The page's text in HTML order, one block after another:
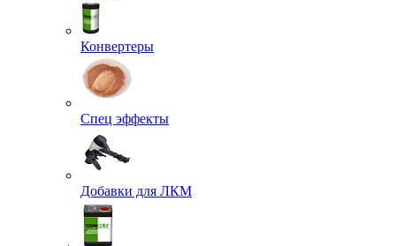
Конвертеры
Спец эффекты
Добавки для ЛКМ